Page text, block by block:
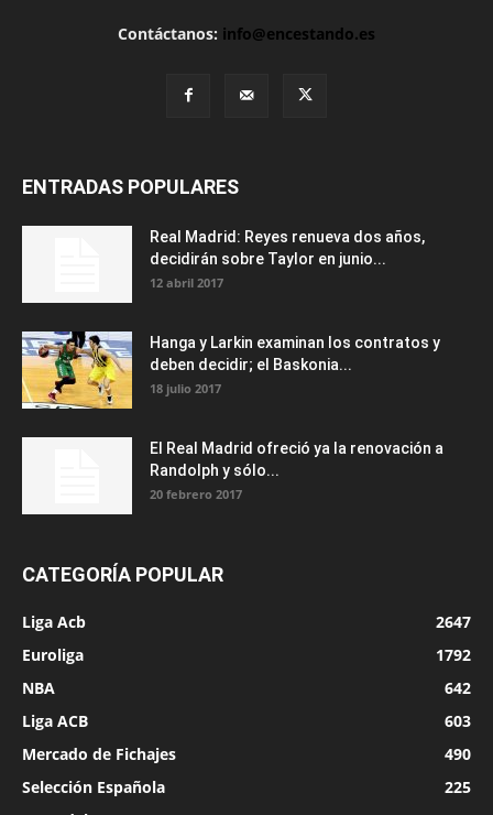
Contáctanos: info@encestando.es
ENTRADAS POPULARES
Real Madrid: Reyes renueva dos años,
decidirán sobre Taylor en junio...
12 abril 2017
Hanga y Larkin examinan los contratos y
deben decidir; el Baskonia...
18 julio 2017
El Real Madrid ofreció ya la renovación a
Randolph y sólo...
20 febrero 2017
CATEGORÍA POPULAR
Liga Acb
2647
Euroliga
1792
NBA
642
Liga ACB
603
Mercado de Fichajes
490
Selección Española
225